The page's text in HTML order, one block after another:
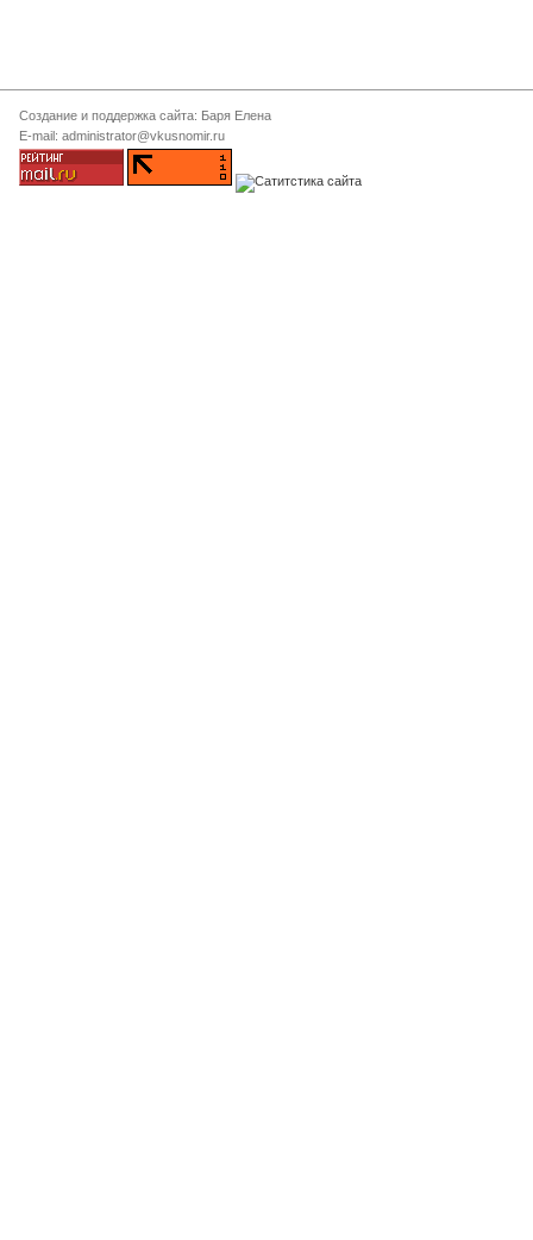
Создание и поддержка сайта: Баря Елена
E-mail: administrator@vkusnomir.ru